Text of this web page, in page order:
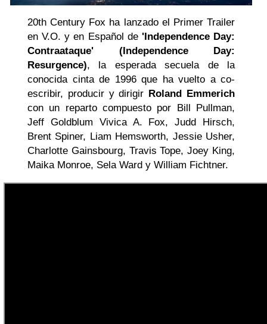
20th Century Fox ha lanzado el Primer Trailer
en V.O. y en Español de 'Independence Day:
Contraataque' (Independence Day:
Resurgence), la esperada secuela de la
conocida cinta de 1996 que ha vuelto a co-
escribir, producir y dirigir Roland Emmerich
con un reparto compuesto por Bill Pullman,
Jeff Goldblum Vivica A. Fox, Judd Hirsch,
Brent Spiner, Liam Hemsworth, Jessie Usher,
Charlotte Gainsbourg, Travis Tope, Joey King,
Maika Monroe, Sela Ward y William Fichtner.